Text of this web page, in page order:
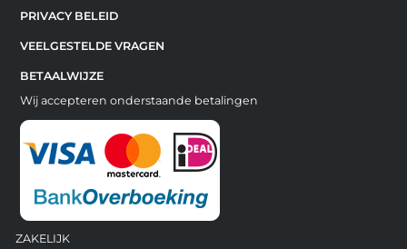
PRIVACY BELEID
VEELGESTELDE VRAGEN
BETAALWIJZE
Wij accepteren onderstaande betalingen
ZAKELIJK